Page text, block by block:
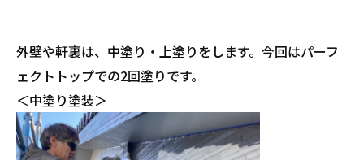
外壁や軒裏は、中塗り・上塗りをします。今回はパーフ
ェクトトップでの2回塗りです。
＜中塗り塗装＞